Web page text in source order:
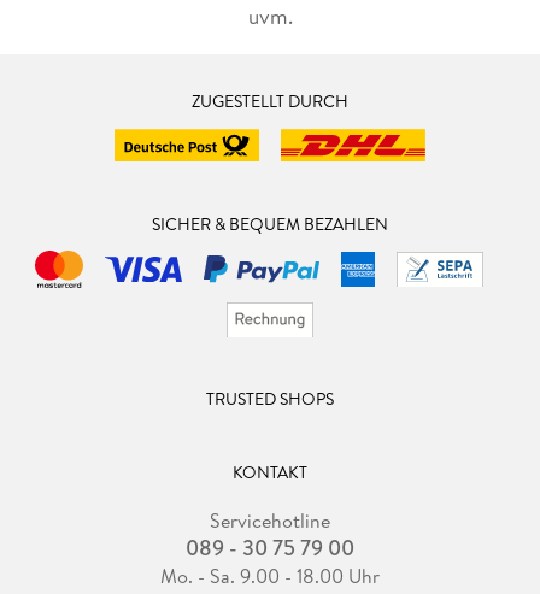
uvm.
ZUGESTELLT DURCH
SICHER & BEQUEM BEZAHLEN
TRUSTED SHOPS
KONTAKT
Servicehotline
089 - 30 75 79 00
Mo. - Sa. 9.00 - 18.00 Uhr